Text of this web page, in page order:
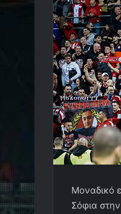
Μοναδικό
Σόφια